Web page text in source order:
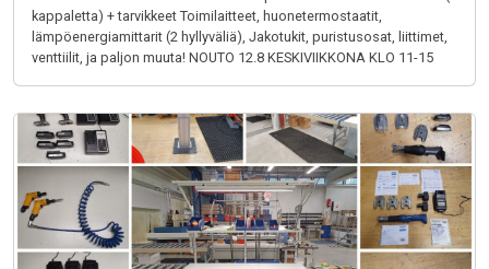
kappaletta) + tarvikkeet Toimilaitteet, huonetermostaatit,
lämpöenergiamittarit (2 hyllyväliä), Jakotukit, puristusosat, liittimet,
venttiilit, ja paljon muuta! NOUTO 12.8 KESKIVIIKKONA KLO 11-15